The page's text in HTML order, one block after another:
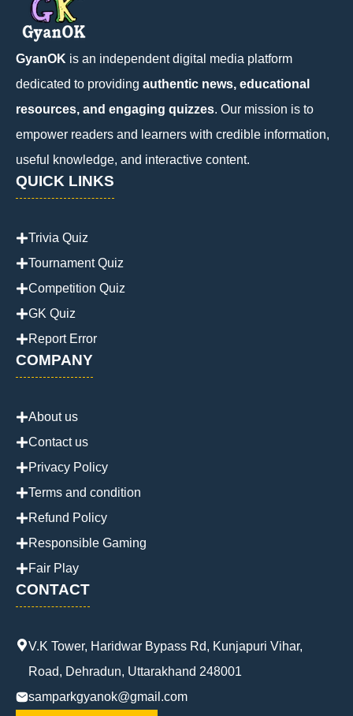
GyanOK is an independent digital media platform
dedicated to providing authentic news, educational
resources, and engaging quizzes. Our mission is to
empower readers and learners with credible information,
useful knowledge, and interactive content.
QUICK LINKS
Trivia Quiz
Tournament Quiz
Competition Quiz
GK Quiz
Report Error
COMPANY
About us
Contact us
Privacy Policy
Terms and condition
Refund Policy
Responsible Gaming
Fair Play
CONTACT
V.K Tower, Haridwar Bypass Rd, Kunjapuri Vihar,
Road, Dehradun, Uttarakhand 248001
samparkgyanok@gmail.com